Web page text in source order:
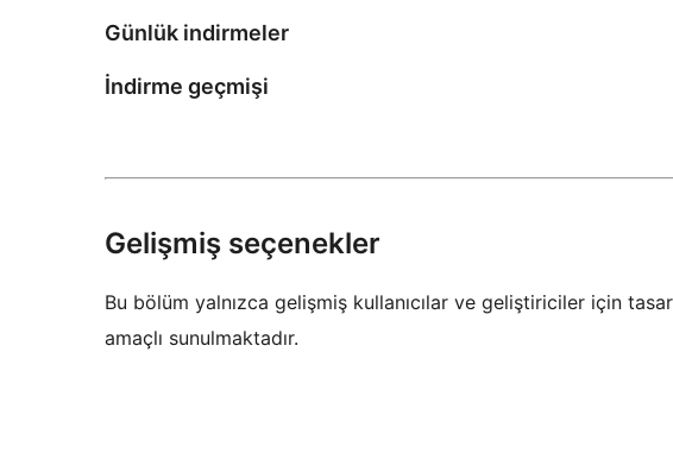
Günlük indirmeler
İndirme geçmişi
Gelişmiş seçenekler
Bu bölüm yalnızca gelişmiş kullanıcılar ve geliştiriciler için
amaçlı sunulmaktadır.